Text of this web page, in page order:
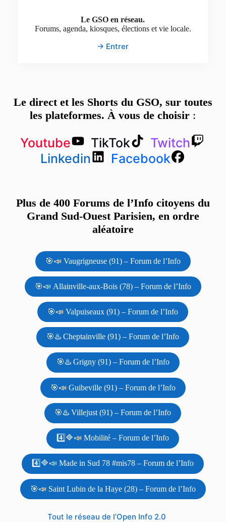
Le GSO en réseau.
Forums, agenda, kiosques, élections et vie locale.
→ Entrer
Le direct et les Shorts du GSO, sur toutes
les plateformes. À vous de choisir :
Youtube TikTok
Twitch
Linkedin
Facebook
Plus de 400 Forums de l’Info citoyens du
Grand Sud-Ouest Parisien, en ordre
aléatoire
🎯📣 Vaugrigneuse (91) – Forum de l’Info
🎯📣 Allainville-aux-Bois (78) – Forum de l’Info
🎯📣 Valpuiseaux (91) – Forum de l’Info
🎯♨️ Cheptainville (91) – Forum de l’Info
🎯♨️ Grigny (91) – Forum de l’Info
🎯📣 Guibeville (91) – Forum de l’Info
🎯♨️ Villejust (91) – Forum de l’Info
4️⃣🔷📣 Mobilité – Forum de l’Info
4️⃣🔷📣 Made in Sud 78 #mis78 – Forum de l’Info
🎯📣 Saint Lubin de la Haye (28) – Forum de l’Info
Tout le réseau de l’Open Info 2.0